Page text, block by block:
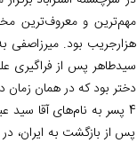
مهم‌ترین و معروف‌ترین
هزارجریب بود. میرزاصفی
سیدطاهر پس از فراگیری
دختر بود که در همان زمان
4 پسر به نام‌های آقا
پس از بازگشت به ایران،